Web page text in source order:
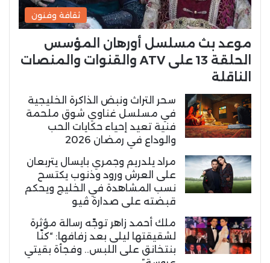
ثقافة وفنون
موعد بث مسلسل أورهان المؤسس
الحلقة 13 على ATV والقنوات والمنصات
الناقلة
سحر التراث ونبض الذاكرة الخليجية
في مسلسل غناوي شوق ملحمة
فنية تعيد إحياء حكايات الحب
والوداع في رمضان 2026
مراد يلدريم وجمري بايسال يتربعان
على العرش ورود وذنوب يكتسح
نسب المشاهدة في الخليج ويحكم
قبضته على صدارة ڤيو
ملك أحمد زاهر توجّه رسالة مؤثرة
لشقيقتها ليلى بعد زفافها: “كنّا
بنتخانق على اللبس.. وفجأة بقيتي